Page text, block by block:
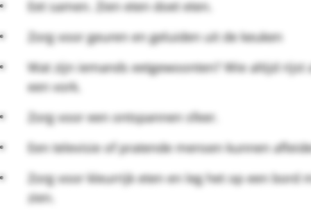
Eet samen. Zien eten doet eten.
Zorg voor geuren en geluiden uit de keuken
Wat zijn iemands eetgewoonten? Wie altijd
een vork.
Zorg voor een ontspannen sfeer.
Een televisie of pratende mensen kunnen
Zorg voor kleurrijk eten en leg het op een bord
zien.